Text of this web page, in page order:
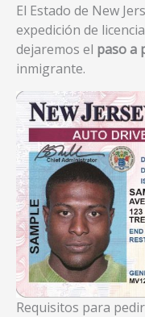
El Estado de New
expedición de
dejaremos el paso a
inmigrante.
Requisitos para